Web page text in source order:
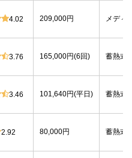
4.02 209,000円 メディ
3.76 165,000円(6回) 蓄熱式
3.46 101,640円(平日) 蓄熱式
2.92 80,000円 蓄熱式